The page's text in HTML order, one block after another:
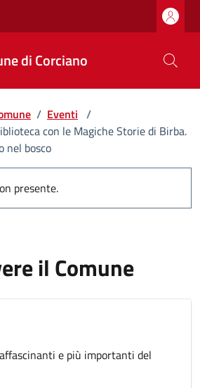
di Corciano
/ Eventi /
con le Magiche Storie di Birba.
nel bosco
presente.
il Comune
e più importanti del